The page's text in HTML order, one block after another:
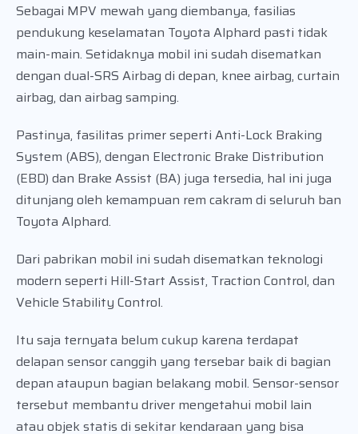
Sebagai MPV mewah yang diembanya, fasilias
pendukung keselamatan Toyota Alphard pasti tidak
main-main. Setidaknya mobil ini sudah disematkan
dengan dual-SRS Airbag di depan, knee airbag, curtain
airbag, dan airbag samping.
Pastinya, fasilitas primer seperti Anti-Lock Braking
System (ABS), dengan Electronic Brake Distribution
(EBD) dan Brake Assist (BA) juga tersedia, hal ini juga
ditunjang oleh kemampuan rem cakram di seluruh ban
Toyota Alphard.
Dari pabrikan mobil ini sudah disematkan teknologi
modern seperti Hill-Start Assist, Traction Control, dan
Vehicle Stability Control.
Itu saja ternyata belum cukup karena terdapat
delapan sensor canggih yang tersebar baik di bagian
depan ataupun bagian belakang mobil. Sensor-sensor
tersebut membantu driver mengetahui mobil lain
atau objek statis di sekitar kendaraan yang bisa